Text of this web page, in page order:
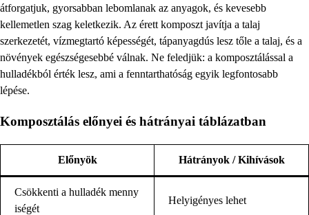
átforgatjuk, gyorsabban lebomlanak az anyagok, és kevesebb
kellemetlen szag keletkezik. Az érett komposzt javítja a talaj
szerkezetét, vízmegtartó képességét, tápanyagdús lesz tőle a talaj, és a
növények egészségesebbé válnak. Ne feledjük: a komposztálással a
hulladékból érték lesz, ami a fenntarthatóság egyik legfontosabb
lépése.
Komposztálás előnyei és hátrányai táblázatban
Előnyök Hátrányok / Kihívások
Csökkenti a hulladék menny
iségét
Helyigényes lehet